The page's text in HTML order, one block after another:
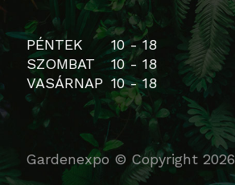
PÉNTEK
10 - 18
SZOMBAT
10 - 18
VASÁRNAP 10 - 18
Gardenexpo © Copyright 2026